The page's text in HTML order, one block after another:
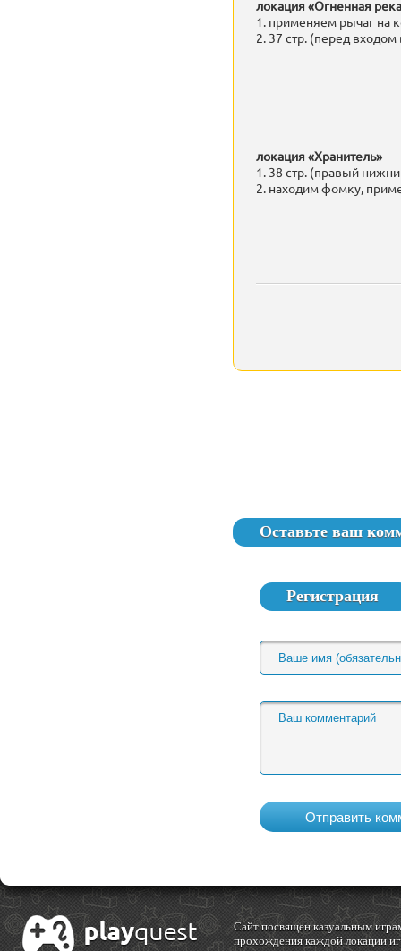
локация «Огненная
1. применяем рычаг на
2. 37 стр. (перед
локация «Хранитель»
1. 38 стр. (правый
2. находим фомку,
Оставьте ваш
Регистрация
Cайт посвящен казуальным
прохождения каждой локации